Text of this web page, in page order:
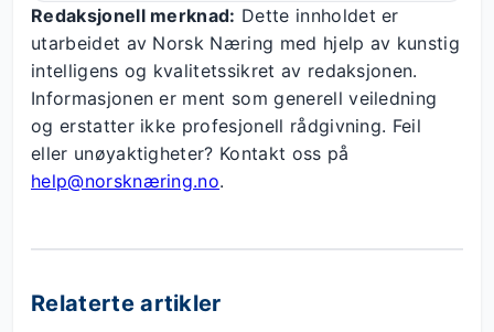
Redaksjonell merknad: Dette innholdet er
utarbeidet av Norsk Næring med hjelp av kunstig
intelligens og kvalitetssikret av redaksjonen.
Informasjonen er ment som generell veiledning
og erstatter ikke profesjonell rådgivning. Feil
eller unøyaktigheter? Kontakt oss på
help@norsknæring.no.
Relaterte artikler